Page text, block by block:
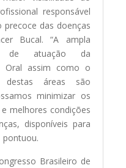
responsável
das doenças
Bucal. “A ampla
de atuação da
Oral assim como o
destas áreas são
minimizar os
melhores condições
disponíveis para
pontuou.
Brasileiro de